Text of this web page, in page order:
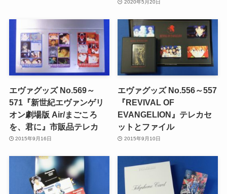
2020年5月20日
エヴァグッズ No.569～
571『新世紀エヴァンゲリ
オン劇場版 Air/まごころ
を、君に』市販品テレカ
2015年9月16日
エヴァグッズ No.556～557
『REVIVAL OF
EVANGELION』テレカセ
ットとファイル
2015年9月10日